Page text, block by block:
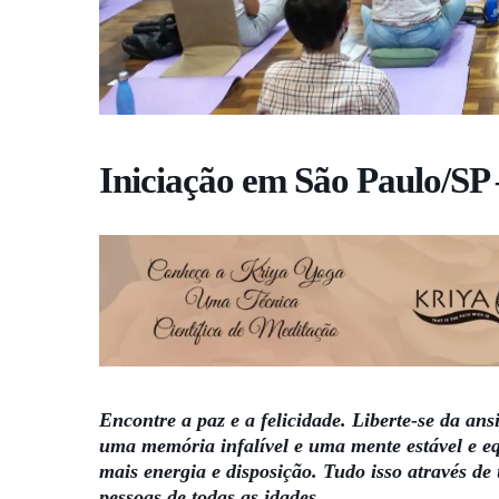
Iniciação em São Paulo/
Encontre a paz e a felicidade. Liberte-se da
uma memória infalível e uma mente estável e
mais energia e disposição. Tudo isso através